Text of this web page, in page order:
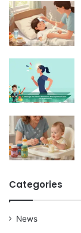
Categories
News